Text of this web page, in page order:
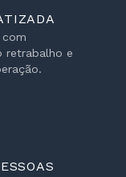
retrabalho e